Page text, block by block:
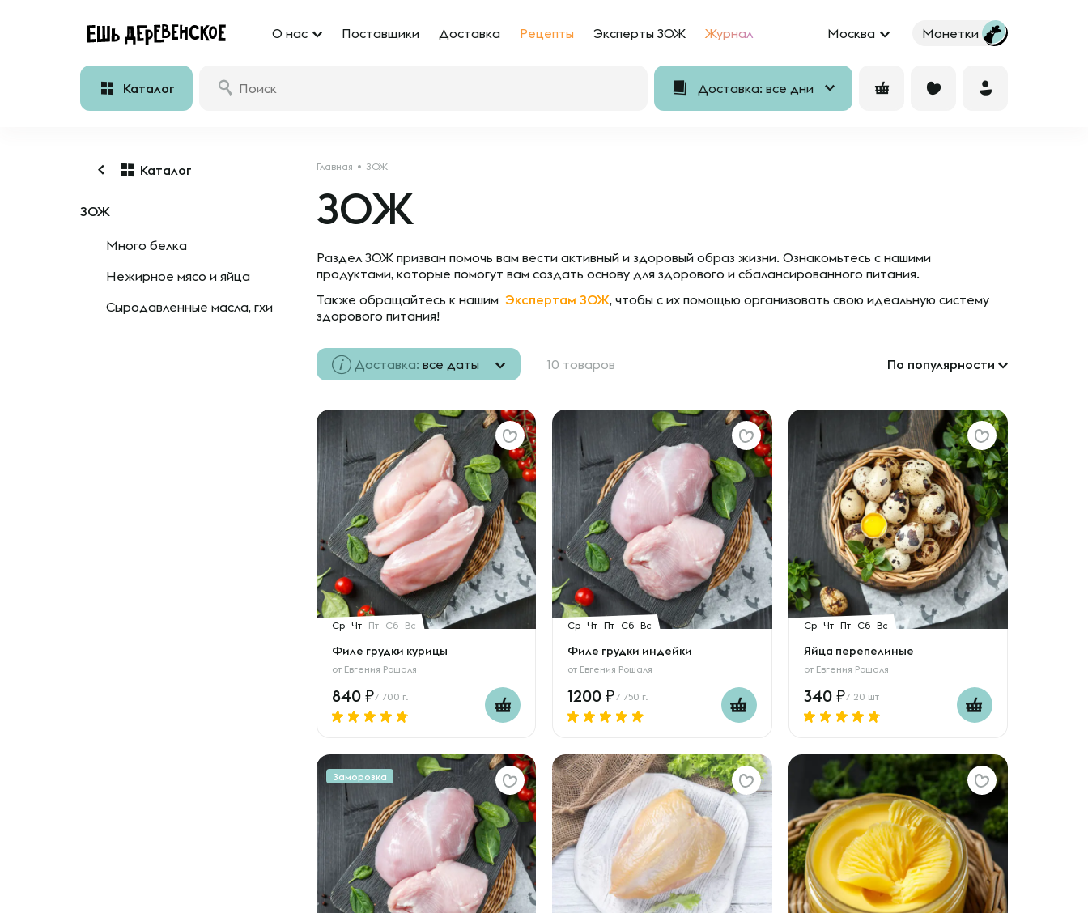
О нас Поставщики Доставка Рецепты Эксперты ЗОЖ Журнал Москва Монетки
Каталог Доставка: все дни
Каталог
ЗОЖ
Много белка
Нежирное мясо и яйца
Сыродавленные масла, гхи
Главная ЗОЖ
ЗОЖ
Раздел ЗОЖ призван помочь вам вести активный и здоровый образ жизни. Ознакомьтесь с нашими
продуктами, которые помогут вам создать основу для здорового и сбалансированного питания.
Также обращайтесь к нашим Экспертам ЗОЖ, чтобы с их помощью организовать свою идеальную систему
здорового питания!
Доставка: все даты 10 товаров По популярности
Ср Чт Пт Сб Вс
Филе грудки курицы
от Евгения Рошаля
840 / 700 г.
Ср Чт Пт Сб Вс
Филе грудки индейки
от Евгения Рошаля
1200 / 750 г.
Ср Чт Пт Сб Вс
Яйца перепелиные
от Евгения Рошаля
340 / 20 шт
Заморозка